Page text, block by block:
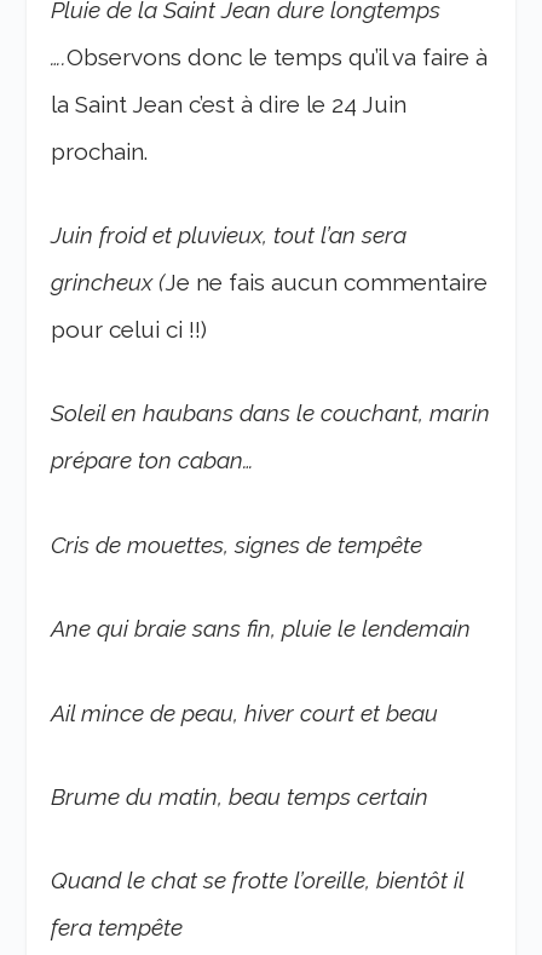
Pluie de la Saint Jean dure longtemps
….Observons donc le temps qu’il va faire à
la Saint Jean c’est à dire le 24 Juin
prochain.
Juin froid et pluvieux, tout l’an sera
grincheux (Je ne fais aucun commentaire
pour celui ci !!)
Soleil en haubans dans le couchant, marin
prépare ton caban…
Cris de mouettes, signes de tempête
Ane qui braie sans fin, pluie le lendemain
Ail mince de peau, hiver court et beau
Brume du matin, beau temps certain
Quand le chat se frotte l’oreille, bientôt il
fera tempête